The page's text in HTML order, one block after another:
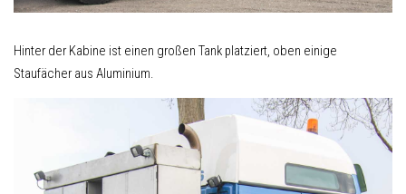
Hinter der Kabine ist einen großen Tank platziert, oben einige
Staufächer aus Aluminium.